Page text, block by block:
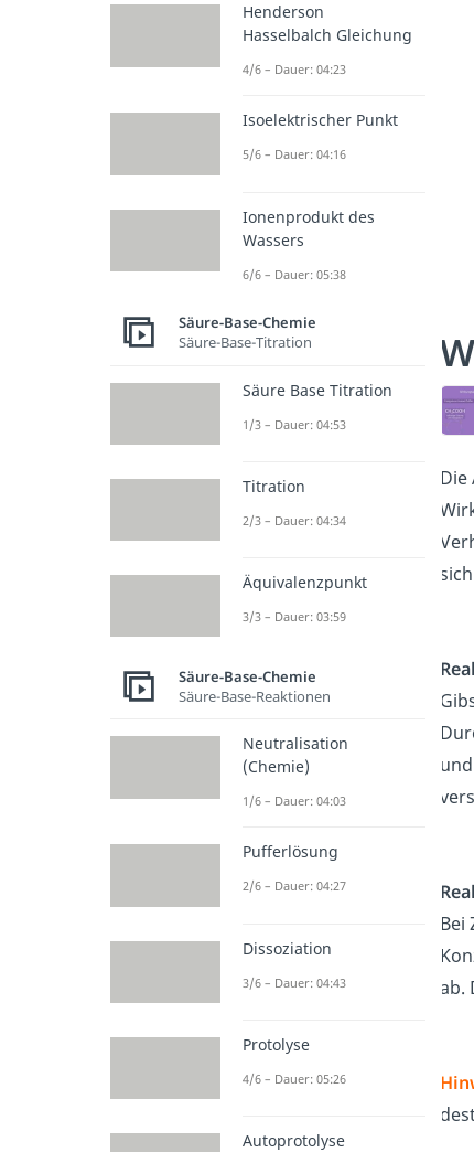
und
Bei
ab.
Henderson
Hasselbalch Gleichung
4/6 – Dauer: 04:23
Isoelektrischer Punkt
5/6 – Dauer: 04:16
Ionenprodukt des
Wassers
6/6 – Dauer: 05:38
Säure-Base-Chemie
Säure-Base-Titration
Säure Base Titration
1/3 – Dauer: 04:53
Titration
2/3 – Dauer: 04:34
Äquivalenzpunkt
3/3 – Dauer: 03:59
Säure-Base-Chemie
Säure-Base-Reaktionen
Neutralisation
(Chemie)
1/6 – Dauer: 04:03
Pufferlösung
2/6 – Dauer: 04:27
Dissoziation
3/6 – Dauer: 04:43
Protolyse
4/6 – Dauer: 05:26
Autoprotolyse